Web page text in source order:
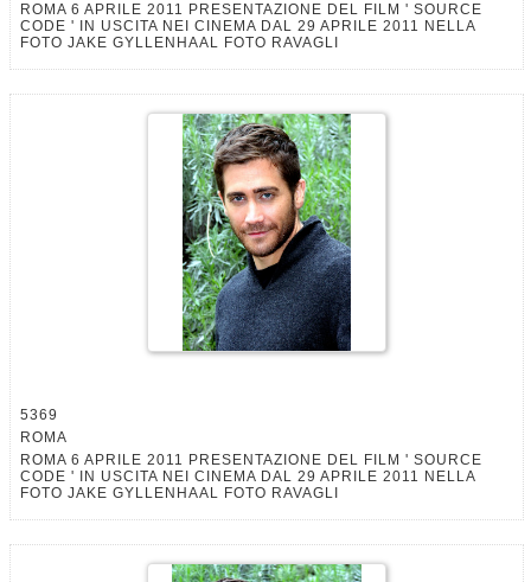
ROMA 6 APRILE 2011 PRESENTAZIONE DEL FILM ' SOURCE
CODE ' IN USCITA NEI CINEMA DAL 29 APRILE 2011 NELLA
FOTO JAKE GYLLENHAAL FOTO RAVAGLI
5369
ROMA
ROMA 6 APRILE 2011 PRESENTAZIONE DEL FILM ' SOURCE
CODE ' IN USCITA NEI CINEMA DAL 29 APRILE 2011 NELLA
FOTO JAKE GYLLENHAAL FOTO RAVAGLI